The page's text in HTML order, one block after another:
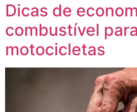
Dicas de
combustível para
motocicletas